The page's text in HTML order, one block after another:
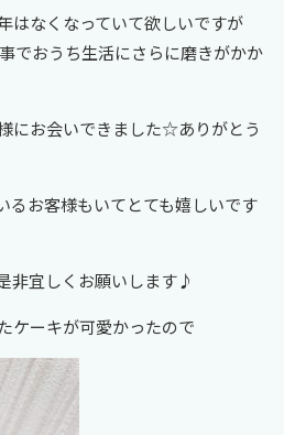
はなくなっていて欲しいですが
でおうち生活にさらに磨きがかか
にお会いできました☆ありがとう
るお客様もいてとても嬉しいです
非宜しくお願いします♪
ケーキが可愛かったので